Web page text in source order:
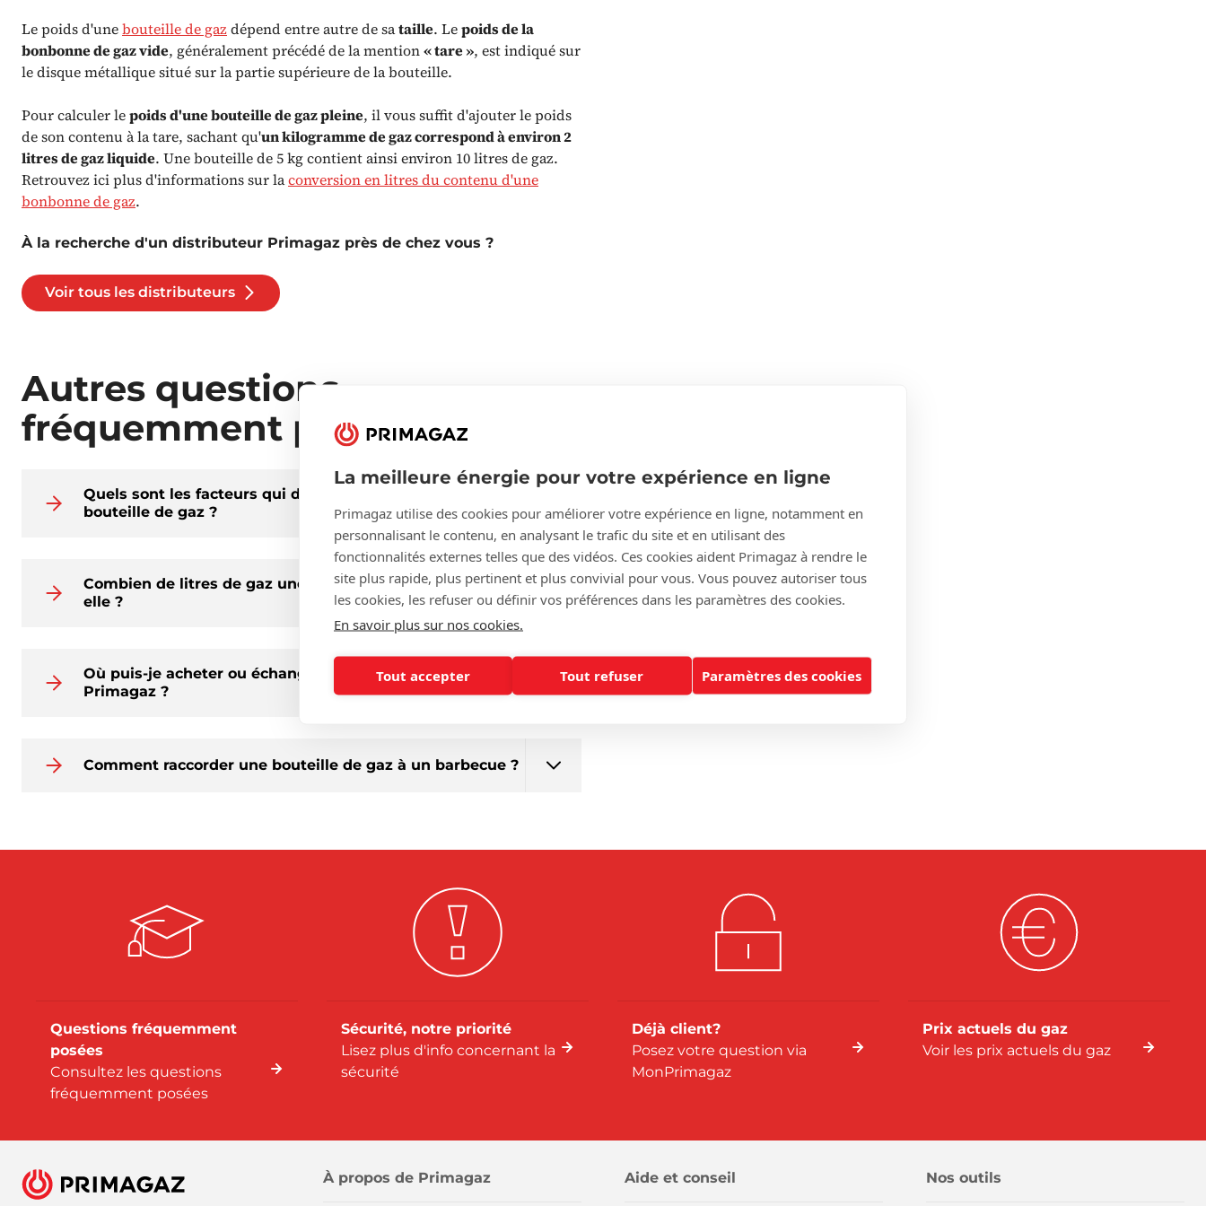
La meilleure énergie pour votre expérience en ligne
Primagaz utilise des cookies pour améliorer votre expérience en ligne, notamment en
personnalisant le contenu, en analysant le trafic du site et en utilisant des
fonctionnalités externes telles que des vidéos. Ces cookies aident Primagaz à rendre le
site plus rapide, plus pertinent et plus convivial pour vous. Vous pouvez autoriser tous
les cookies, les refuser ou définir vos préférences dans les paramètres des cookies.
En savoir plus sur nos cookies.
Tout accepter Tout refuser Paramètres des cookies
Le poids d'unebouteille de gazdépend entre autre de sataille. Lepoids de la
bonbonne de gaz vide, généralement précédé de la mention« tare », est indiqué sur
le disque métallique situé sur la partie supérieure de la bouteille.
Pour calculer lepoids d'une bouteille de gaz pleine, il vous suffit d'ajouter le poids
de son contenu à la tare, sachant qu'un kilogramme de gaz correspond à environ 2
litres de gaz liquide. Une bouteille de 5 kg contient ainsi environ 10 litres de gaz.
Retrouvez ici plus d'informations sur laconversion en litres du contenu d'une
bonbonne de gaz.
À la recherche d'un distributeur Primagaz près de chez vous ?
Voir tous les distributeurs
Autres questions
fréquemment posées
Quels sont les facteurs qui déterminent le prix d’une
bouteille de gaz ?
Combien de litres de gaz une bouteille de gaz contient-
elle ?
Où puis-je acheter ou échanger des bouteilles de gaz
Primagaz ?
Comment raccorder une bouteille de gaz à un barbecue ?
Questions fréquemment
posées
Consultez les questions
fréquemment posées
Sécurité, notre priorité
Lisez plus d'info concernant la
sécurité
Déjà client?
Posez votre question via
MonPrimagaz
Prix actuels du gaz
Voir les prix actuels du gaz
À propos de Primagaz Aide et conseil Nos outils